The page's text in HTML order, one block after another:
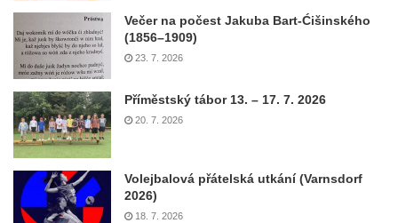
Večer na počest Jakuba Bart-Ćišinského
(1856–1909)
23. 7. 2026
Příměstský tábor 13. – 17. 7. 2026
20. 7. 2026
Volejbalová přátelská utkání (Varnsdorf
2026)
18. 7. 2026